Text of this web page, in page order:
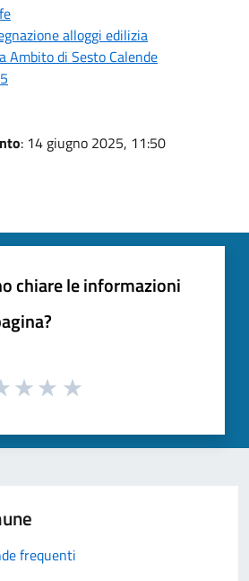
alloggi edilizia
Ambito di Sesto Calende
: 14 giugno 2025, 11:50
chiare le informazioni
frequenti